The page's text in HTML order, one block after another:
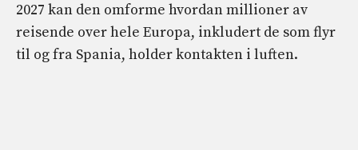
2027 kan den omforme hvordan millioner av
reisende over hele Europa, inkludert de som flyr
til og fra Spania, holder kontakten i luften.